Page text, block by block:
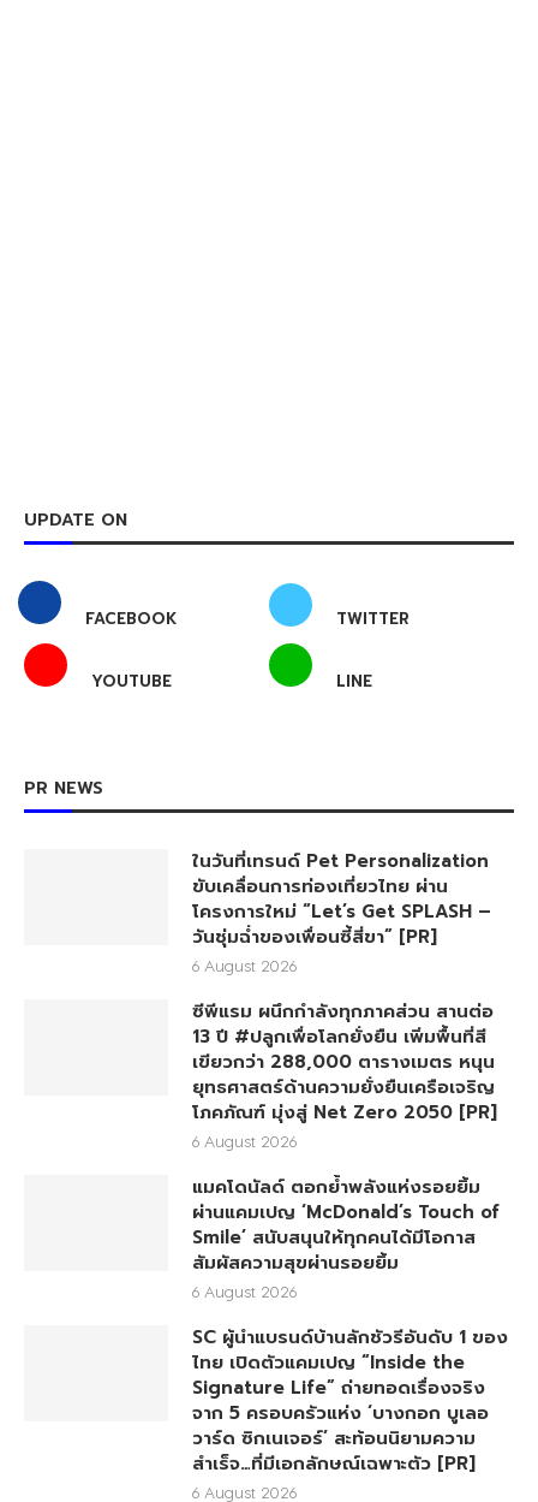
UPDATE ON
FACEBOOK TWITTER
YOUTUBE LINE
PR NEWS
ในวันที่เทรนด์ Pet Personalization
ขับเคลื่อนการท่องเที่ยวไทย ผ่าน
โครงการใหม่ “Let’s Get SPLASH –
วันชุ่มฉ่ำของเพื่อนซี้สี่ขา” [PR]
6 August 2026
ซีพีแรม ผนึกกำลังทุกภาคส่วน สานต่อ
13 ปี #ปลูกเพื่อโลกยั่งยืน เพิ่มพื้นที่สี
เขียวกว่า 288,000 ตารางเมตร หนุน
ยุทธศาสตร์ด้านความยั่งยืนเครือเจริญ
โภคภัณฑ์ มุ่งสู่ Net Zero 2050 [PR]
6 August 2026
แมคโดนัลด์ ตอกย้ำพลังแห่งรอยยิ้ม
ผ่านแคมเปญ ‘McDonald’s Touch of
Smile’ สนับสนุนให้ทุกคนได้มีโอกาส
สัมผัสความสุขผ่านรอยยิ้ม
6 August 2026
SC ผู้นำแบรนด์บ้านลักชัวรีอันดับ 1 ของ
ไทย เปิดตัวแคมเปญ “Inside the
Signature Life” ถ่ายทอดเรื่องจริง
จาก 5 ครอบครัวแห่ง ‘บางกอก บูเลอ
วาร์ด ซิกเนเจอร์’ สะท้อนนิยามความ
สำเร็จ…ที่มีเอกลักษณ์เฉพาะตัว [PR]
6 August 2026